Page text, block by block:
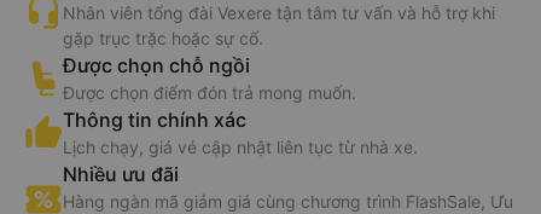
Nhân viên tổng đài Vexere tận tâm tư vấn và hỗ trợ khi
gặp trục trặc hoặc sự cố.
Được chọn chỗ ngồi
Được chọn điểm đón trả mong muốn.
Thông tin chính xác
Lịch chạy, giá vé cập nhật liên tục từ nhà xe.
Nhiều ưu đãi
Hàng ngàn mã giảm giá cùng chương trình FlashSale, Ưu